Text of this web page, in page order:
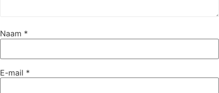
Naam *
E-mail *